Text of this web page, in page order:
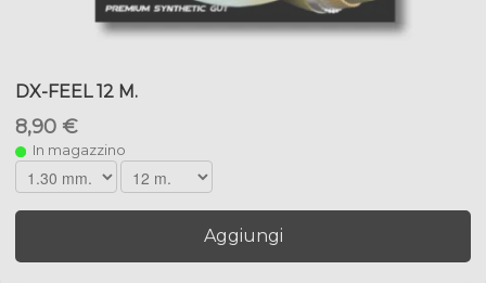
DX-FEEL 12 M.
8,90 €
In magazzino
Aggiungi